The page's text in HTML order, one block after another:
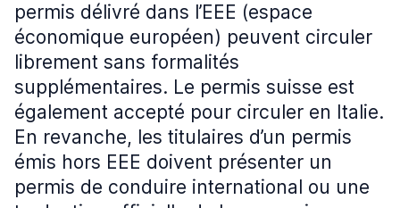
permis délivré dans l’EEE (espace
économique européen) peuvent circuler
librement sans formalités
supplémentaires. Le permis suisse est
également accepté pour circuler en Italie.
En revanche, les titulaires d’un permis
émis hors EEE doivent présenter un
permis de conduire international ou une